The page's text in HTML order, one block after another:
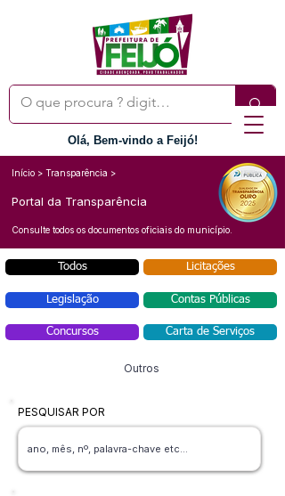
Olá, Bem-vindo a Feijó!
Início > Transparência >
Portal da Transparência
Consulte todos os documentos oficiais do município.
Todos
Legislação
Concursos
Licitações
Contas Públicas
Carta de Serviços
Outros
PESQUISAR POR